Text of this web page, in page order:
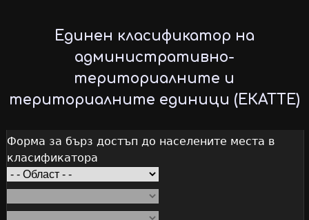
to
main
content
Единен класификатор на
административно-
териториалните и
териториалните единици (ЕКАТТЕ)
Форма за бърз достъп до населените места в
класификатора